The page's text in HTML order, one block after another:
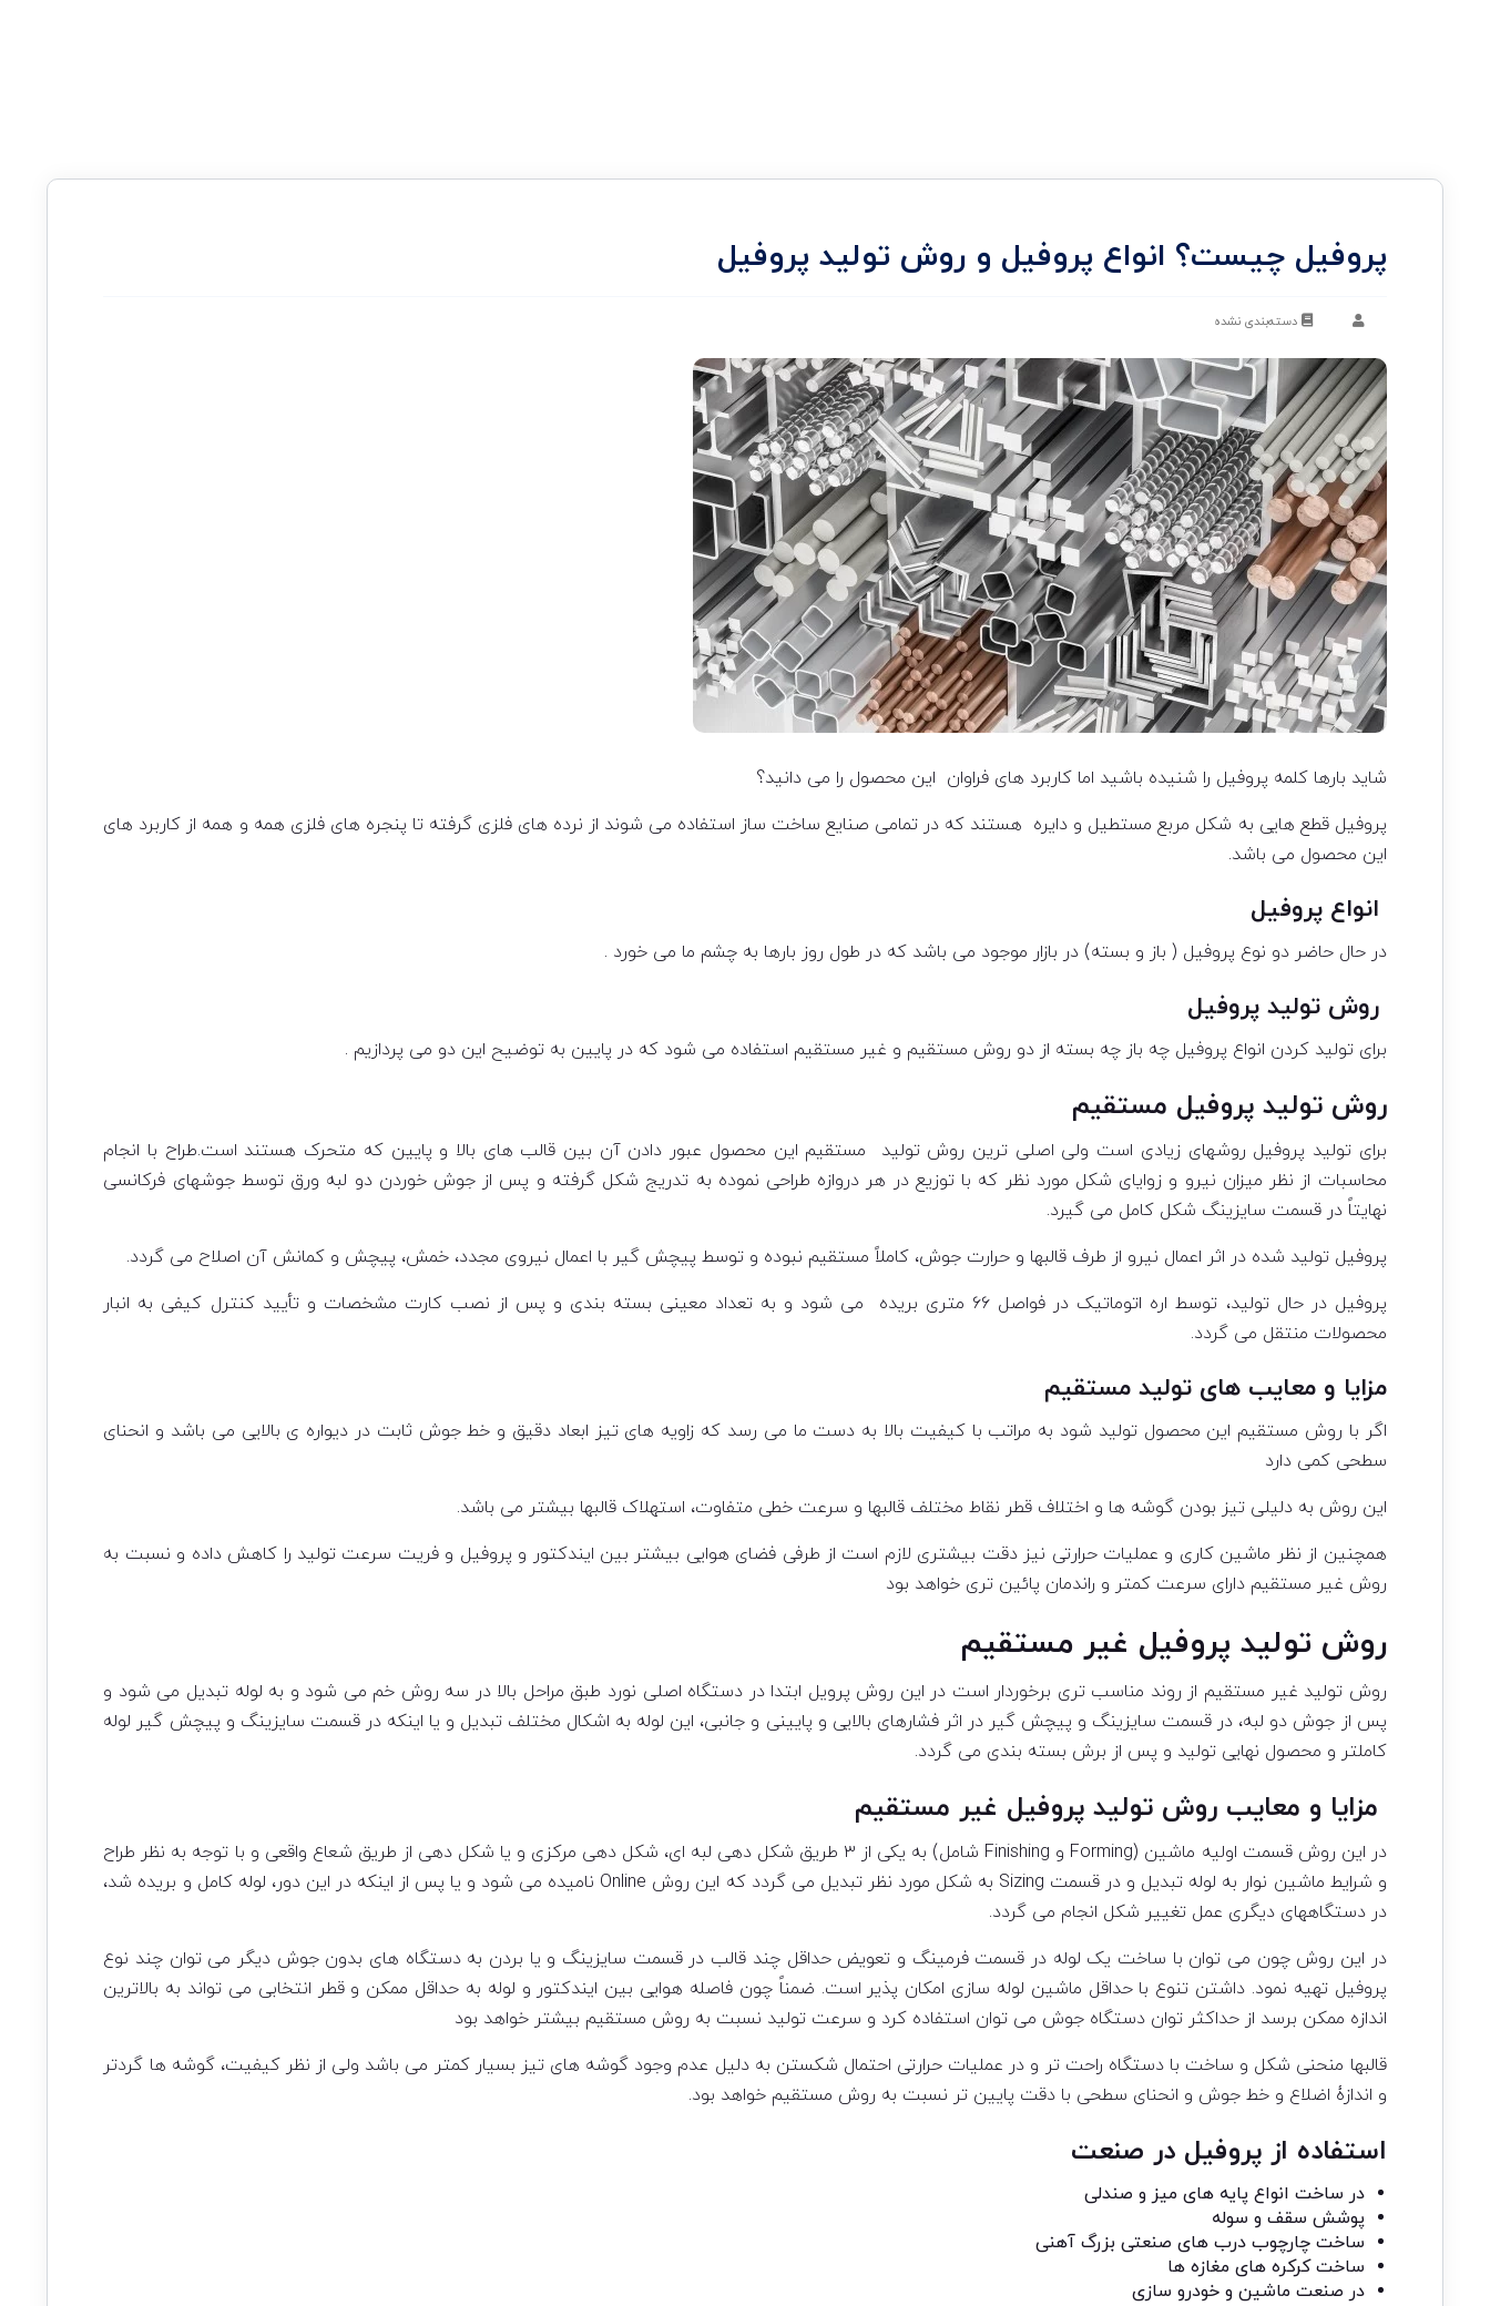
پروفیل چیست؟ انواع پروفیل و روش تولید پروفیل
دسته‌بندی نشده
شاید بارها کلمه پروفیل را شنیده باشید اما کاربرد های فراوان این محصول را می دانید؟
پروفیل قطع هایی به شکل مربع مستطیل و دایره هستند که در تمامی صنایع ساخت ساز استفاده می شوند از نرده های فلزی گرفته تا پنجره های فلزی همه و همه از کاربرد های
این محصول می باشد.
انواع پروفیل
در حال حاضر دو نوع پروفیل ( باز و بسته) در بازار موجود می باشد که در طول روز بارها به چشم ما می خورد .
روش تولید پروفیل
برای تولید کردن انواع پروفیل چه باز چه بسته از دو روش مستقیم و غیر مستقیم استفاده می شود که در پایین به توضیح این دو می پردازیم .
روش تولید پروفیل مستقیم
برای تولید پروفیل روشهای زیادی است ولی اصلی ترین روش تولید مستقیم این محصول عبور دادن آن بین قالب های بالا و پایین که متحرک هستند است.طراح با انجام
محاسبات از نظر میزان نیرو و زوایای شکل مورد نظر که با توزیع در هر دروازه طراحی نموده به تدریج شکل گرفته و پس از جوش خوردن دو لبه ورق توسط جوشهای فرکانسی
نهایتاً در قسمت سایزینگ شکل کامل می گیرد.
پروفیل تولید شده در اثر اعمال نیرو از طرف قالبها و حرارت جوش، کاملاً مستقیم نبوده و توسط پیچش گیر با اعمال نیروی مجدد، خمش، پیچش و کمانش آن اصلاح می گردد.
پروفیل در حال تولید، توسط اره اتوماتیک در فواصل ۶۶ متری بریده می شود و به تعداد معینی بسته بندی و پس از نصب کارت مشخصات و تأیید کنترل کیفی به انبار
محصولات منتقل می گردد.
مزایا و معایب های تولید مستقیم
اگر با روش مستقیم این محصول تولید شود به مراتب با کیفیت بالا به دست ما می رسد که زاویه های تیز ابعاد دقیق و خط جوش ثابت در دیواره ی بالایی می باشد و انحنای
سطحی کمی دارد
این روش به دلیلی تیز بودن گوشه ها و اختلاف قطر نقاط مختلف قالبها و سرعت خطی متفاوت، استهلاک قالبها بیشتر می باشد.
همچنین از نظر ماشین کاری و عملیات حرارتی نیز دقت بیشتری لازم است از طرفی فضای هوایی بیشتر بین ایندکتور و پروفیل و فریت سرعت تولید را کاهش داده و نسبت به
روش غیر مستقیم دارای سرعت کمتر و راندمان پائین تری خواهد بود
روش تولید پروفیل غیر مستقیم
روش تولید غیر مستقیم از روند مناسب تری برخوردار است در این روش پرویل ابتدا در دستگاه اصلی نورد طبق مراحل بالا در سه روش خم می شود و به لوله تبدیل می شود و
پس از جوش دو لبه، در قسمت سایزینگ و پیچش گیر در اثر فشارهای بالایی و پایینی و جانبی، این لوله به اشکال مختلف تبدیل و یا اینکه در قسمت سایزینگ و پیچش گیر لوله
کاملتر و محصول نهایی تولید و پس از برش بسته بندی می گردد.
مزایا و معایب روش تولید پروفیل غیر مستقیم
در این روش قسمت اولیه ماشین (Forming و Finishing شامل) به یکی از ۳ طریق شکل دهی لبه ای، شکل دهی مرکزی و یا شکل دهی از طریق شعاع واقعی و با توجه به نظر طراح
و شرایط ماشین نوار به لوله تبدیل و در قسمت Sizing به شکل مورد نظر تبدیل می گردد که این روش Online نامیده می شود و یا پس از اینکه در این دور، لوله کامل و بریده شد،
در دستگاههای دیگری عمل تغییر شکل انجام می گردد.
در این روش چون می توان با ساخت یک لوله در قسمت فرمینگ و تعویض حداقل چند قالب در قسمت سایزینگ و یا بردن به دستگاه های بدون جوش دیگر می توان چند نوع
پروفیل تهیه نمود. داشتن تنوع با حداقل ماشین لوله سازی امکان پذیر است. ضمناً چون فاصله هوایی بین ایندکتور و لوله به حداقل ممکن و قطر انتخابی می تواند به بالاترین
اندازه ممکن برسد از حداکثر تواندستگاه جوش می توان استفاده کرد و سرعت تولید نسبت به روش مستقیم بیشتر خواهد بود
قالبها منحنی شکل و ساخت با دستگاه راحت تر و در عملیات حرارتی احتمال شکستن به دلیل عدم وجود گوشه های تیز بسیار کمتر می باشد ولی از نظر کیفیت، گوشه ها گردتر
و اندازۀ اضلاع و خط جوش و انحنای سطحی با دقت پایین تر نسبت به روش مستقیم خواهد بود.
استفاده از پروفیل در صنعت
در ساخت انواع پایه های میز و صندلی
پوشش سقف و سوله
ساخت چارچوب درب های صنعتی بزرگ آهنی
ساخت کرکره های مغازه ها
در صنعت ماشین و خودرو سازی